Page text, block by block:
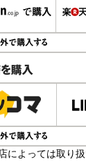
入
によっては取り